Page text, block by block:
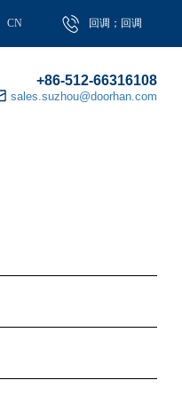
CN 回调；回调
+86-512-66316108
sales.suzhou@doorhan.com